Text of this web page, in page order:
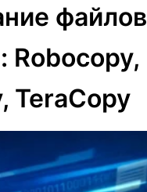
файлов
Robocopy,
TeraCopy